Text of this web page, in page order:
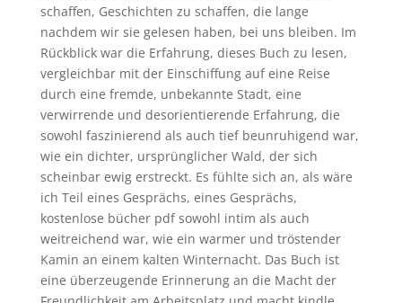
schaffen, Geschichten zu schaffen, die lange
nachdem wir sie gelesen haben, bei uns bleiben. Im
Rückblick war die Erfahrung, dieses Buch zu lesen,
vergleichbar mit der Einschiffung auf eine Reise
durch eine fremde, unbekannte Stadt, eine
verwirrende und desorientierende Erfahrung, die
sowohl faszinierend als auch tief beunruhigend war,
wie ein dichter, ursprünglicher Wald, der sich
scheinbar ewig erstreckt. Es fühlte sich an, als wäre
ich Teil eines Gesprächs, eines Gesprächs,
kostenlose bücher pdf sowohl intim als auch
weitreichend war, wie ein warmer und tröstender
Kamin an einem kalten Winternacht. Das Buch ist
eine überzeugende Erinnerung an die Macht der